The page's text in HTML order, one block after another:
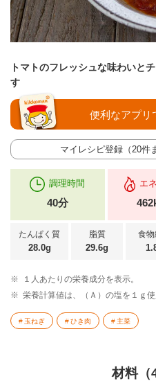
トマトのフレッシュな味わいと
す
マイレシピ登録（20件
便利なアプリ
調理時間
40分
エ
たんぱく質
28.0g
脂質
29.6g
食
※
１人あたりの栄養成分を表示。
※ 栄養計算値は、（Ａ）の塩を１ｇ使
玉ねぎ ひき肉 主菜
材料（